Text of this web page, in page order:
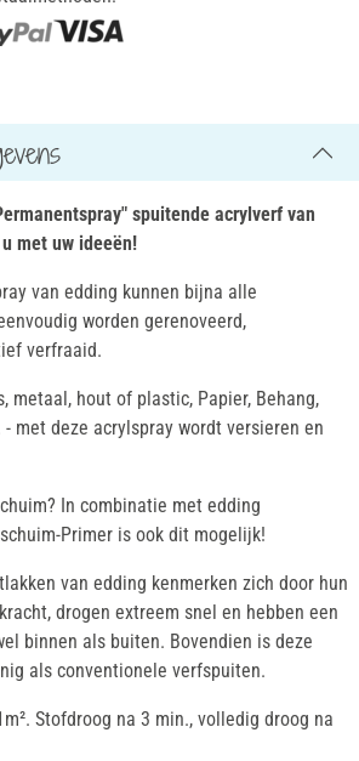
spuitende acrylverf van
met uw ideeën!
van edding kunnen bijna alle
worden gerenoveerd,
verfraaid.
metaal, hout of plastic, Papier, Behang,
- met deze acrylspray wordt versieren en
In combinatie met edding
Primer is ook dit mogelijk!
van edding kenmerken zich door hun
drogen extreem snel en hebben een
binnen als buiten. Bovendien is deze
als conventionele verfspuiten.
Stofdroog na 3 min., volledig droog na